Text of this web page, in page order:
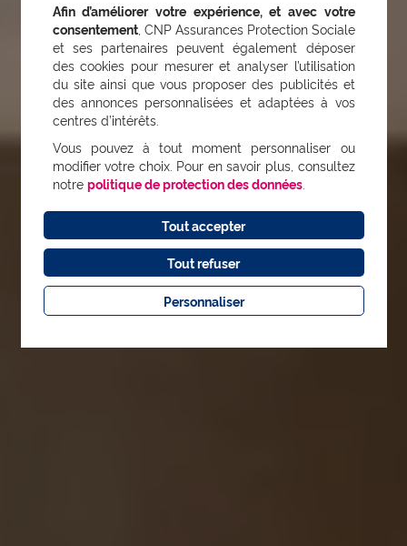
Afin d’améliorer votre expérience, et avec votre
consentement, CNP Assurances Protection Sociale
et ses partenaires peuvent également déposer
des cookies pour mesurer et analyser l’utilisation
du site ainsi que vous proposer des publicités et
des annonces personnalisées et adaptées à vos
centres d’intérêts.
Vous pouvez à tout moment personnaliser ou
modifier votre choix. Pour en savoir plus, consultez
notre politique de protection des données.
Personnaliser
Tout refuser
Tout accepter